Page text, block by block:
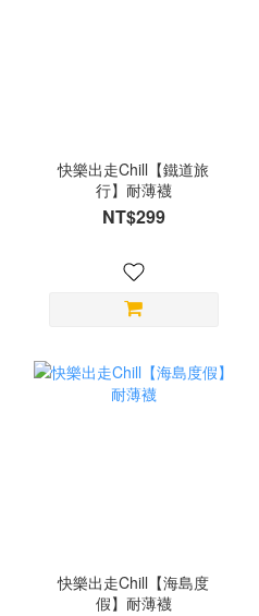
快樂出走Chill【鐵道旅
行】耐薄襪
NT$299
快樂出走Chill【海島度
假】耐薄襪